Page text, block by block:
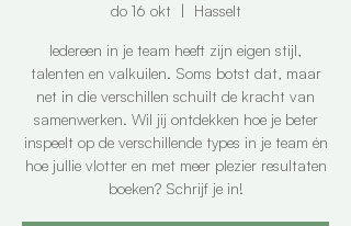
do 16 okt
  |
Hasselt
Iedereen in je team heeft zijn eigen stijl,
talenten en valkuilen. Soms botst dat, maar
net in die verschillen schuilt de kracht van
samenwerken. Wil jij ontdekken hoe je beter
inspeelt op de verschillende types in je team én
hoe jullie vlotter en met meer plezier resultaten
boeken? Schrijf je in!